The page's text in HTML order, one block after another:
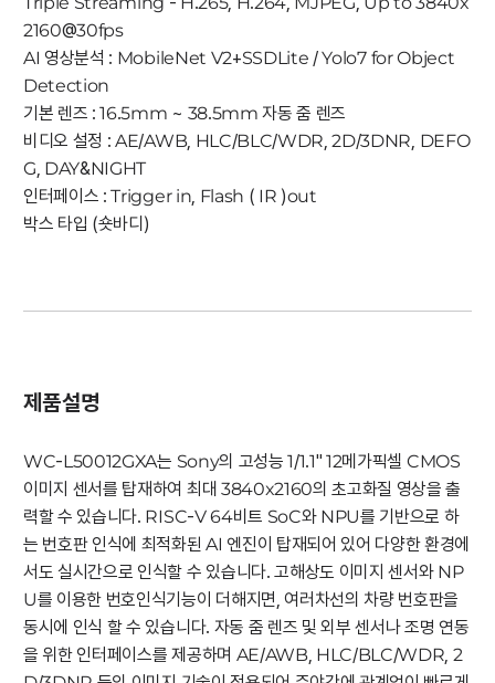
2160@30fps
AI 영상분석 : MobileNet V2+SSDLite / Yolo7 for Object
Detection
기본 렌즈 : 16.5mm ~ 38.5mm 자동 줌 렌즈
비디오 설정 : AE/AWB, HLC/BLC/WDR, 2D/3DNR, DEFO
G, DAY&NIGHT
인터페이스 : Trigger in, Flash ( IR )out
박스 타입 (숏바디)
제품설명
WC-L50012GXA는 Sony의 고성능 1/1.1" 12메가픽셀 CMOS
이미지 센서를 탑재하여 최대 3840x2160의 초고화질 영상을 출
력할 수 있습니다. RISC-V 64비트 SoC와 NPU를 기반으로 하
는 번호판 인식에 최적화된 AI 엔진이 탑재되어 있어 다양한 환경에
서도 실시간으로 인식할 수 있습니다. 고해상도 이미지 센서와 NP
U를 이용한 번호인식기능이 더해지면, 여러차선의 차량 번호판을
동시에 인식 할 수 있습니다. 자동 줌 렌즈 및 외부 센서나 조명 연동
을 위한 인터페이스를 제공하며 AE/AWB, HLC/BLC/WDR, 2